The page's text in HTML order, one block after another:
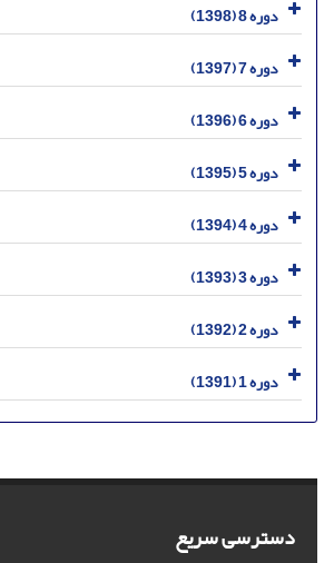
دوره 8 (1398)
دوره 7 (1397)
دوره 6 (1396)
دوره 5 (1395)
دوره 4 (1394)
دوره 3 (1393)
دوره 2 (1392)
دوره 1 (1391)
دسترسی سریع